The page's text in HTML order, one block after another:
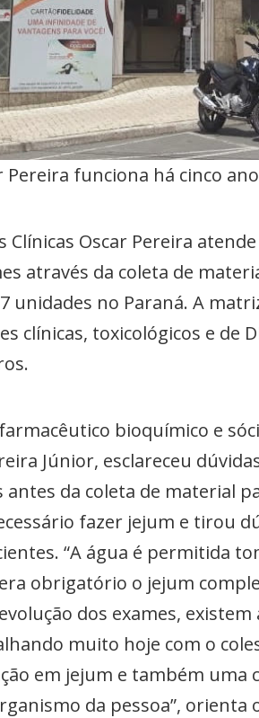
funciona há cinco
Clínicas Oscar Pereira
através da coleta de
unidades no Paraná. A
clínicas, toxicológicos e de
bioquímico e
Júnior, esclareceu
da coleta de material
fazer jejum e tirou
“A água é permitida
obrigatório o jejum
dos exames,
muito hoje com o
em jejum e também uma
da pessoa”, orienta